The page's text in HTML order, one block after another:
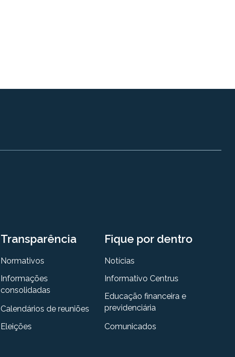
Transparência
Normativos
Informações
consolidadas
Calendários de reuniões
Eleições
Fique por dentro
Notícias
Informativo Centrus
Educação financeira e
previdenciária
Comunicados